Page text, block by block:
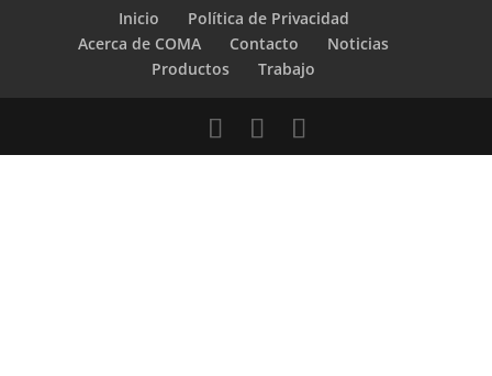
Inicio
Política de Privacidad
Acerca de COMA
Contacto
Noticias
Productos
Trabajo